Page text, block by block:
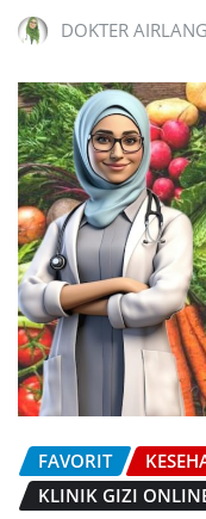
DOKTER
FAVORIT
KLINIK GIZI